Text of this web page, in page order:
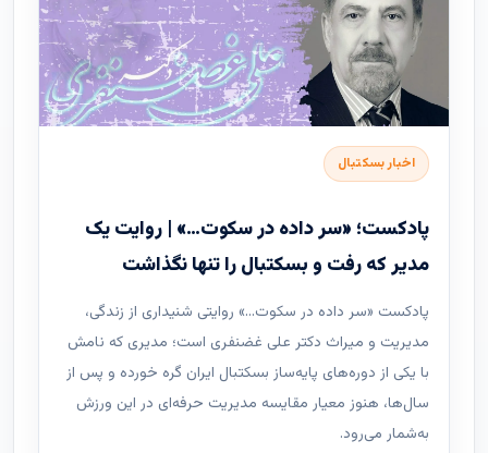
اخبار بسکتبال
پادکست؛ «سر داده در سکوت…» | روایت یک
مدیر که رفت و بسکتبال را تنها نگذاشت
پادکست «سر داده در سکوت…» روایتی شنیداری از زندگی،
مدیریت و میراث دکتر علی غضنفری است؛ مدیری که نامش
با یکی از دوره‌های پایه‌ساز بسکتبال ایران گره خورده و پس از
سال‌ها، هنوز معیار مقایسه مدیریت حرفه‌ای در این ورزش
به‌شمار می‌رود.